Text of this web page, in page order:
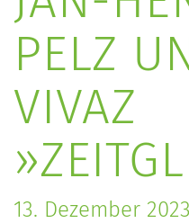
PELZ
VIVAZ
13. Dezember